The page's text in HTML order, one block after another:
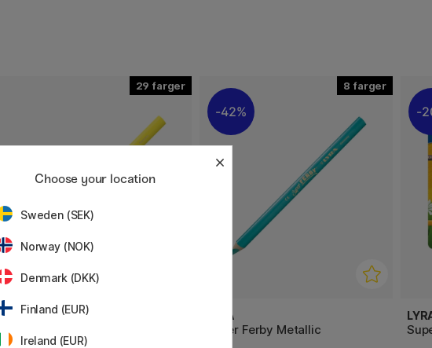
29
LYRA
Super Ferby
8
42%
LYRA
Super Ferby Metallic
Choose your location
Sweden (SEK)
Norway (NOK)
Denmark (DKK)
Finland (EUR)
Ireland (EUR)